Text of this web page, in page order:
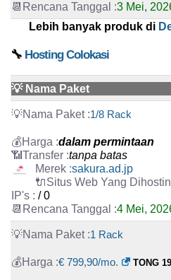
3 Mei,
Lebih banyak produk di
🔧 Hosting Colokasi
💡 Nama Paket
1/8 Rack
dalam permintaan
tanpa batas
sakura.ad.jp
/ 0
4 Mei,
1 Rack
€ 799,90/mo. TONG